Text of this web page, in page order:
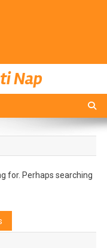
Nap
for. Perhaps searching